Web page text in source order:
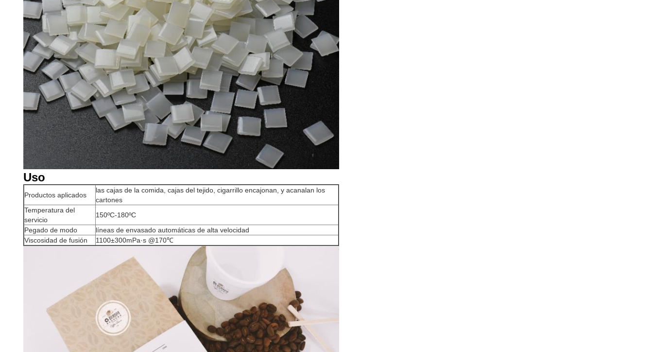
Uso
Productos aplicados
las cajas de la comida, cajas del tejido, cigarrillo encajonan, y acanalan los
cartones
Temperatura del
servicio
150ºC-180ºC
Pegado de modo
líneas de envasado automáticas de alta velocidad
Viscosidad de fusión
1100±300mPa·s @170℃